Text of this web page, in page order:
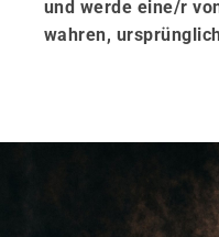
und werde eine/r
wahren,